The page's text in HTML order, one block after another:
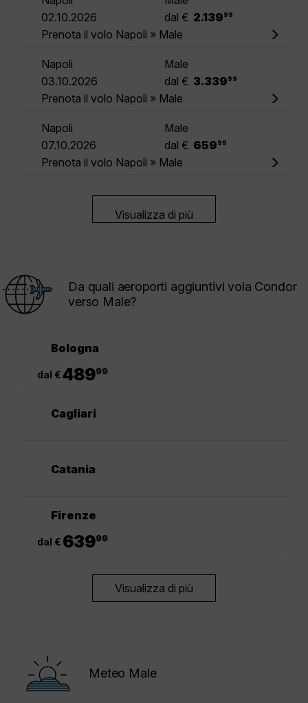
02.10.2026
dal € 2.139 99
Prenota il volo Napoli » Male
Napoli
Male
03.10.2026
dal € 3.339 99
Prenota il volo Napoli » Male
Napoli
Male
07.10.2026
dal € 659 99
Prenota il volo Napoli » Male
Visualizza di più
Da quali aeroporti aggiuntivi vola Condor
verso Male?
Bologna
dal €48999
Cagliari
Catania
Firenze
dal € 63999
Visualizza di più
Meteo Male